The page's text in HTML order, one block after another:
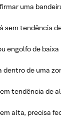
uma
sem tendência
engolfo de
dentro de uma
tendência de
alta, precisa